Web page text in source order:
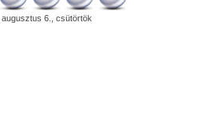
augusztus 6., csütörtök